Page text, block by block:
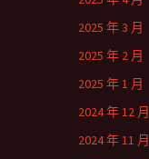
2025 年 3 月
2025 年 2 月
2025 年 1 月
2024 年 12 月
2024 年 11 月